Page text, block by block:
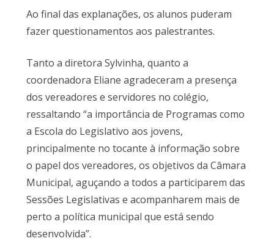
Ao final das explanações, os alunos puderam
fazer questionamentos aos palestrantes.
Tanto a diretora Sylvinha, quanto a
coordenadora Eliane agradeceram a presença
dos vereadores e servidores no colégio,
ressaltando “a importância de Programas como
a Escola do Legislativo aos jovens,
principalmente no tocante à informação sobre
o papel dos vereadores, os objetivos da Câmara
Municipal, aguçando a todos a participarem das
Sessões Legislativas e acompanharem mais de
perto a política municipal que está sendo
desenvolvida”.